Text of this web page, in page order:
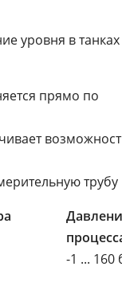
уровня в танках
прямо по
трубу
-1 ... 160